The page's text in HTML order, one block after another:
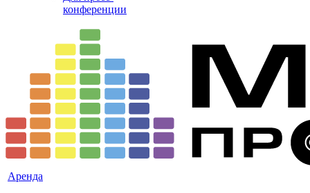
конференции
Аренда